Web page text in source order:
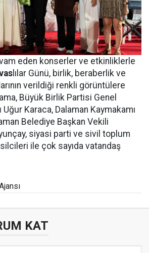
eden konserler ve etkinliklerle
lılar Günü, birlik, beraberlik ve
verildiği renkli görüntülere
Büyük Birlik Partisi Genel
Uğur Karaca, Dalaman Kaymakamı
Belediye Başkan Vekili
siyasi parti ve sivil toplum
ile çok sayıda vatandaş
KAT